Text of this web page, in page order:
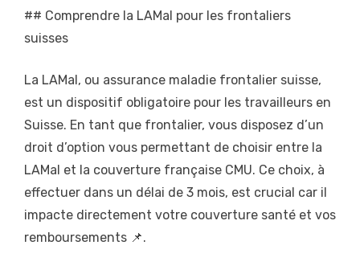
## Comprendre la LAMal pour les frontaliers
suisses
La LAMal, ou assurance maladie frontalier suisse,
est un dispositif obligatoire pour les travailleurs en
Suisse. En tant que frontalier, vous disposez d’un
droit d’option vous permettant de choisir entre la
LAMal et la couverture française CMU. Ce choix, à
effectuer dans un délai de 3 mois, est crucial car il
impacte directement votre couverture santé et vos
remboursements 📌.